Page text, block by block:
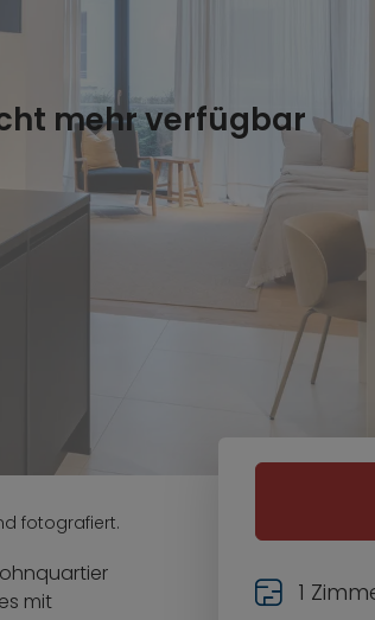
mehr verfügbar
1
fotografiert.
mit